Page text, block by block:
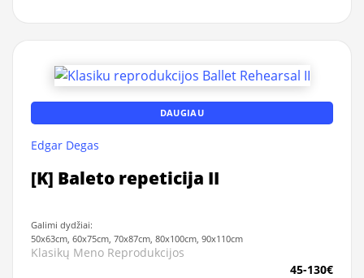
DAUGIAU
Edgar Degas
[K] Baleto repeticija II
Galimi dydžiai:
50x63cm, 60x75cm, 70x87cm, 80x100cm, 90x110cm
Klasikų Meno Reprodukcijos
45-130€